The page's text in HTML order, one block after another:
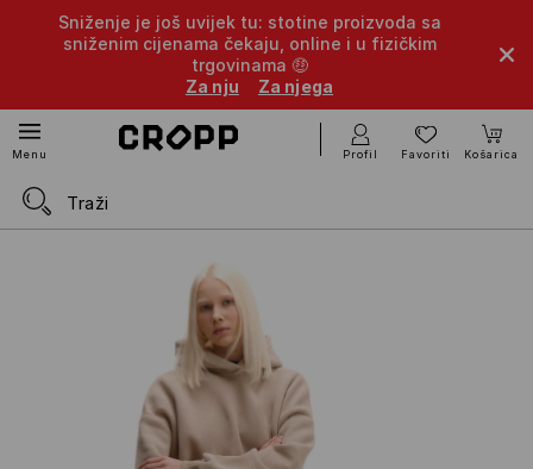
Sniženje je još uvijek tu: stotine proizvoda sa
sniženim cijenama čekaju, online i u fizičkim
trgovinama 🤑
Za nju
Za njega
Menu Profil Favoriti Košarica